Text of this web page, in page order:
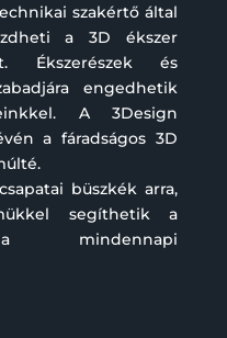
szakértő által
a 3D ékszer
Ékszerészek és
engedhetik
A 3Design
a fáradságos 3D
büszkék arra,
segíthetik a
mindennapi